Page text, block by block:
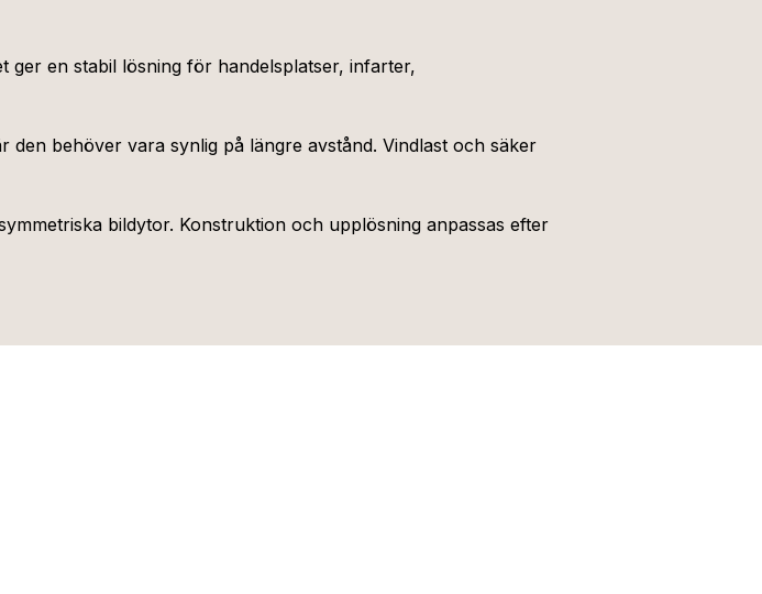
en stabil lösning för handelsplatser, infarter,
behöver vara synlig på längre avstånd. Vindlast och säker
bildytor. Konstruktion och upplösning anpassas efter